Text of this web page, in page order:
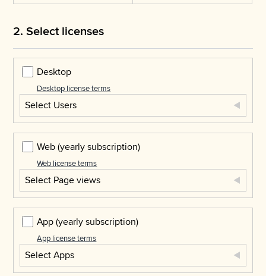
2. Select licenses
Desktop
Desktop license terms
Select Users
Web(yearly subscription)
Web license terms
Select Page views
App(yearly subscription)
App license terms
Select Apps